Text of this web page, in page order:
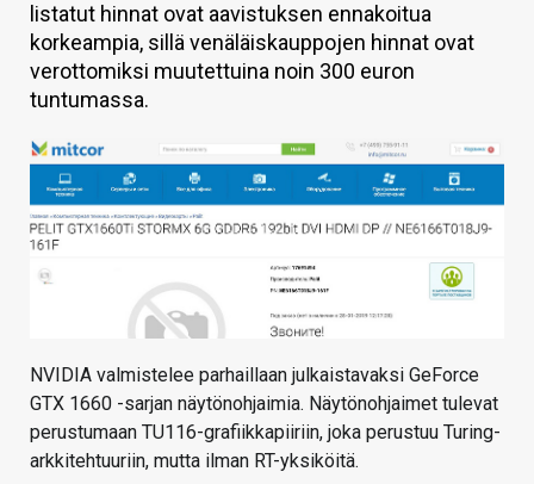
KAUPPA
VAIHDA TEEMA
HAKU
listatut hinnat ovat aavistuksen ennakoitua
korkeampia, sillä venäläiskauppojen hinnat ovat
verottomiksi muutettuina noin 300 euron
tuntumassa.
NVIDIA valmistelee parhaillaan julkaistavaksi GeForce
GTX 1660 -sarjan näytönohjaimia. Näytönohjaimet tulevat
perustumaan TU116-grafiikkapiiriin, joka perustuu Turing-
arkkitehtuuriin, mutta ilman RT-yksiköitä.